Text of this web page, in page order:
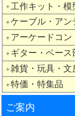
＋ 工作キット・
＋ ケーブル・アン
＋ アーケードコ
＋ ギター・ベース
＋ 雑貨・玩具・文
＋ 特価・特集品
ご案内